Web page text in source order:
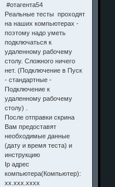
#отагента54
Реальные тесты проходят
на наших компьютерах -
поэтому надо уметь
подключаться к
удаленному рабочему
столу. Сложного ничего
нет. (Подключение в Пуск
- стандартные -
Подключение к
удаленному рабочему
столу) .
После отправки скрина
Вам предоставят
необходимые данные
(дату и время теста) и
инструкцию
Ip адрес
компьютера(Компьютер):
хх.ххх.хххх